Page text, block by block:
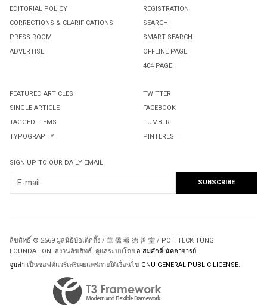
EDITORIAL POLICY
CORRECTIONS & CLARIFICATIONS
PRESS ROOM
ADVERTISE
REGISTRATION
SEARCH
SMART SEARCH
OFFLINE PAGE
404 PAGE
FEATURED ARTICLES
SINGLE ARTICLE
TAGGED ITEMS
TYPOGRAPHY
TWITTER
FACEBOOK
TUMBLR
PINTEREST
SIGN UP TO OUR DAILY EMAIL
ลิขสิทธิ์ © 2569 มูลนิธิป่อเต็กตึ๊ง / 華 僑 報 德 善 堂 / POH TECK TUNG
FOUNDATION. สงวนลิขสิทธิ์. ดูแลระบบโดย อ.สมศักดิ์ นัคลาจารย์.
จูมล่า เป็นซอฟต์แวร์เสรีเผยแพร่ภายใต้เงื่อนไข GNU GENERAL PUBLIC LICENSE.